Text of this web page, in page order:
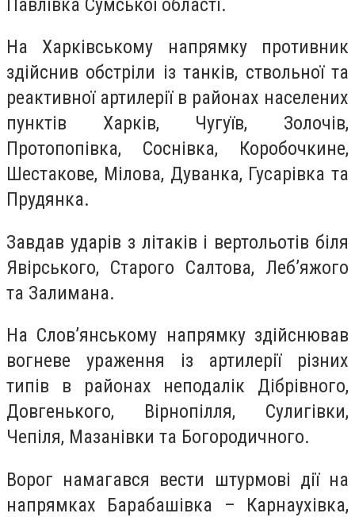
На Харківському напрямку противник
здійснив обстріли із танків, ствольної та
реактивної артилерії в районах населених
пунктів Харків, Чугуїв, Золочів,
Протопопівка, Соснівка, Коробочкине,
Шестакове, Мілова, Дуванка, Гусарівка та
Прудянка.
Завдав ударів з літаків і вертольотів біля
Явірського, Старого Салтова, Леб’яжого
та Залимана.
На Слов’янському напрямку здійснював
вогневе ураження із артилерії різних
типів в районах неподалік Дібрівного,
Довгенького, Вірнопілля, Сулигівки,
Чепіля, Мазанівки та Богородичного.
Ворог намагався вести штурмові дії на
напрямках Барабашівка – Карнаухівка,